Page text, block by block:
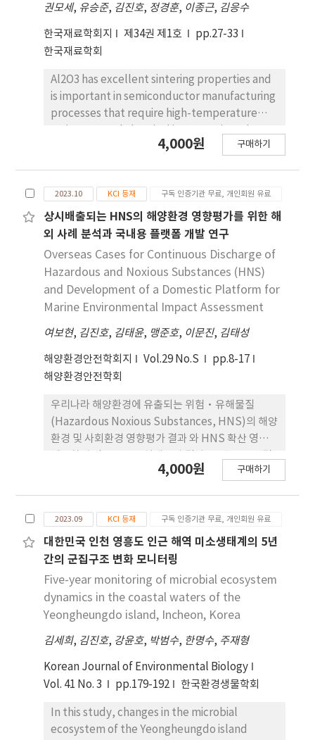
안전성 확보를 위해 제시된 시험법이 실제 적용작물
imidacloprid와 clothianidin의 안전성 평가를 위
하여 다양한 경로의 연구가 필요하다.
권모세, 유승준, 김진호, 정경훈, 이종근, 김응수
한국재료학회지 제34권 제1호
pp.27-33
한국재료학회
Al2O3 has excellent sintering properties and
is important in semiconductor manufacturing
processes that require high-temperature
environment. In this study, a comprehensive
dispersion stability of three commercially
available Al2O3 powders was conducted. The
aim was to provide a technological
foundation for selecting and utilizing
appropriate Al2O3 powders in practical
applications. All powders exhibited α-Al2O3
as the main phase, with the presence of
beta-phase Na2O-11Al2O3 as the secondary
phase. The highest Na+ ion leaching was
the presence of the secondary phase.
Although the average particle size difference
among the three powders was not
significant, distinct differences in particle size
distribution were observed. ALG-1SH showed
a broad particle size distribution, P162
exhibited a bimodal distribution, and AES-11
differences in viscosity due to ion release
when no dispersant was added, affecting the
electrical double-layer thickness.
enhance the dispersion stability of all three
powders. In the dispersion stability analysis,
ALG-1SH exhibited the slowest
sedimentation tendency, as evidenced by
precipitation, influenced by the particle size
distribution.
4,000원 구매하기
2023.10 KCI 등재 구독 인증기관 무료, 개인회원 유료
상시배출되는 HNS의 해양환경 영향평가를 위한 해
외 사례 분석과 국내용 플랫폼 개발 연구
Overseas Cases for Continuous Discharge of
Hazardous and Noxious Substances (HNS)
and Development of a Domestic Platform for
Marine Environmental Impact Assessment
여보현, 김진호, 김태윤, 맹준호, 이문진, 김태성
해양환경안전학회지 Vol.29 No.S
pp.8-17
해양환경안전학회
우리나라 해양환경에 유출되는 위험·유해물질
(Hazardous Noxious Substances, HNS)의 해양
환경 및 사회환경 영향평가 결과 와 HNS 확산 영역,
과 및 자료를 정책결정자와 연구자들에게 공유할 수
원이 가능하고 국내 실정에 적합한 플랫폼의 설계 를
위하여 유해물질의 데이터 관리 및 유출 시 대응 도구,
기초적인 정보 등 플랫폼에 관련된 기술동향을 분석
하는 등 국내·외의 플랫폼 개발 사례를 고찰하였다.
유속 벡터의 전처리 기능 개발, 전처리 결과에 따른 동
적 시각화 구현, 해양산업시설 배출 HNS의 유출량과
유출 범위의 전처리 모듈, HNS 해양환경 영향평가
연산 모듈 프로토타입을 개발하였다. HNS 해양환경
영향평가를 위한 국내용 HNS 플랫폼은 초기 위해성
을 평가하고 대응 및 관련 법제화 시 과학적인 기초 도
구로써 활용될 수 있을 것으로 기대된다.
4,000원 구매하기
2023.09 KCI 등재 구독 인증기관 무료, 개인회원 유료
대한민국 인천 영흥도 인근 해역 미소생태계의 5년
간의 군집구조 변화 모니터링
Five-year monitoring of microbial ecosystem
dynamics in the coastal waters of the
Yeongheungdo island, Incheon, Korea
김세희, 김진호, 강윤호, 박범수, 한명수, 주재형
Korean Journal of Environmental Biology
Vol. 41 No. 3
pp.179-192 한국환경생물학회
In this study, changes in the microbial
ecosystem of the Yeongheungdo island